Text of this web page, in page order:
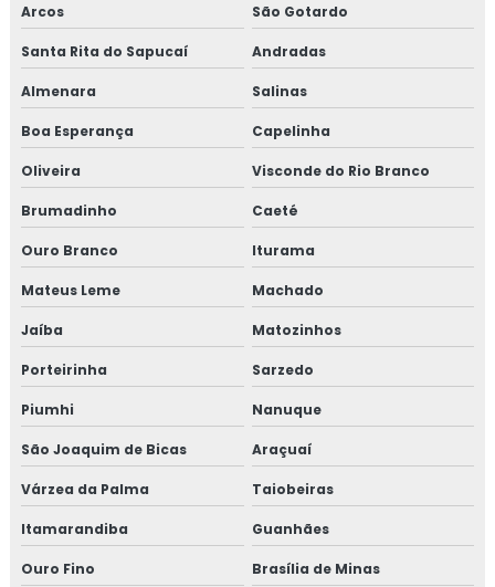
Empresa de análise de água
Empresa de análise de água bruta
Empresa de análise de água tratada
Empresa análise de efluentes
Empresa análise de efluentes líquidos
Empresa de análise hídrica
Empresa de análise de solo
Empresa de análise de vibração ambiental
Empresa de controle de opacidade
Empresa de ensaios ambientais
Empresa especializada em amostragem isocinética
Empresa especializada em análise hídrica
Arcos São Gotardo
Santa Rita do Sapucaí Andradas
Almenara Salinas
Boa Esperança Capelinha
Oliveira Visconde do Rio Branco
Brumadinho Caeté
Ouro Branco Iturama
Mateus Leme Machado
Jaíba Matozinhos
Porteirinha Sarzedo
Piumhi Nanuque
São Joaquim de Bicas Araçuaí
Várzea da Palma Taiobeiras
Itamarandiba Guanhães
Ouro Fino Brasília de Minas